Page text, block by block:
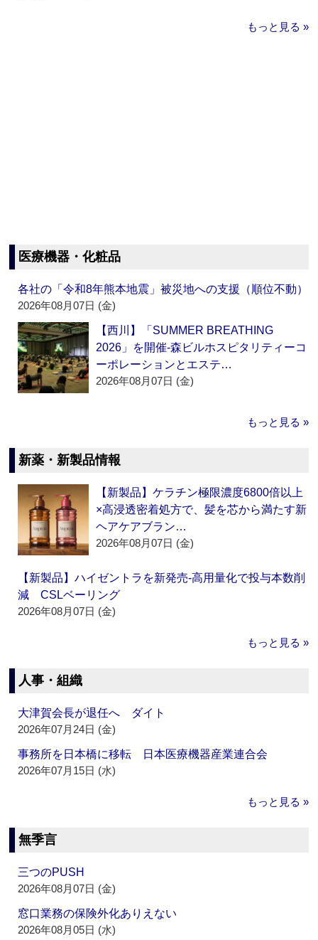
もっと見る »
医療機器・化粧品
各社の「令和8年熊本地震」被災地への支援（順位不動）
2026年08月07日 (金)
【西川】「SUMMER BREATHING
2026」を開催‐森ビルホスピタリティーコ
ーポレーションとエステ…
2026年08月07日 (金)
もっと見る »
新薬・新製品情報
【新製品】ケラチン極限濃度6800倍以上
×高浸透密着処方で、髪を芯から満たす新
ヘアケアブラン…
2026年08月07日 (金)
【新製品】ハイゼントラを新発売‐高用量化で投与本数削
減 CSLベーリング
2026年08月07日 (金)
もっと見る »
人事・組織
大津賀会長が退任へ ダイト
2026年07月24日 (金)
事務所を日本橋に移転 日本医療機器産業連合会
2026年07月15日 (水)
もっと見る »
無季言
三つのPUSH
2026年08月07日 (金)
窓口業務の保険外化ありえない
2026年08月05日 (水)